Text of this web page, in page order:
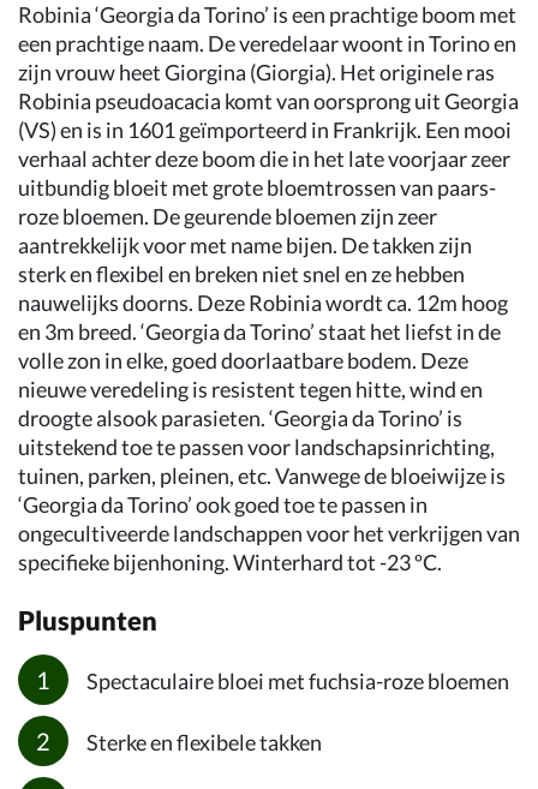
Robinia ‘Georgia da Torino’ is een prachtige boom met
een prachtige naam. De veredelaar woont in Torino en
zijn vrouw heet Giorgina (Giorgia). Het originele ras
Robinia pseudoacacia komt van oorsprong uit Georgia
(VS) en is in 1601 geïmporteerd in Frankrijk. Een mooi
verhaal achter deze boom die in het late voorjaar zeer
uitbundig bloeit met grote bloemtrossen van paars-
roze bloemen. De geurende bloemen zijn zeer
aantrekkelijk voor met name bijen. De takken zijn
sterk en flexibel en breken niet snel en ze hebben
nauwelijks doorns. Deze Robinia wordt ca. 12m hoog
en 3m breed. ‘Georgia da Torino’ staat het liefst in de
volle zon in elke, goed doorlaatbare bodem. Deze
nieuwe veredeling is resistent tegen hitte, wind en
droogte alsook parasieten. ‘Georgia da Torino’ is
uitstekend toe te passen voor landschapsinrichting,
tuinen, parken, pleinen, etc. Vanwege de bloeiwijze is
‘Georgia da Torino’ ook goed toe te passen in
ongecultiveerde landschappen voor het verkrijgen van
specifieke bijenhoning. Winterhard tot -23 ºC.
Pluspunten
Spectaculaire bloei met fuchsia-roze bloemen
Sterke en flexibele takken